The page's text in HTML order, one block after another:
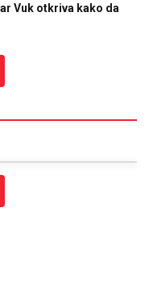
Vuk otkriva kako da